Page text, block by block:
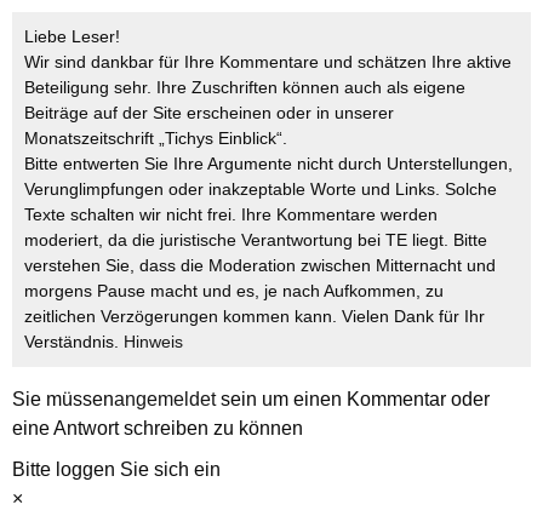
Liebe Leser!
Wir sind dankbar für Ihre Kommentare und schätzen Ihre aktive
Beteiligung sehr. Ihre Zuschriften können auch als eigene
Beiträge auf der Site erscheinen oder in unserer
Monatszeitschrift „Tichys Einblick“.
Bitte entwerten Sie Ihre Argumente nicht durch Unterstellungen,
Verunglimpfungen oder inakzeptable Worte und Links. Solche
Texte schalten wir nicht frei. Ihre Kommentare werden
moderiert, da die juristische Verantwortung bei TE liegt. Bitte
verstehen Sie, dass die Moderation zwischen Mitternacht und
morgens Pause macht und es, je nach Aufkommen, zu
zeitlichen Verzögerungen kommen kann. Vielen Dank für Ihr
Verständnis. Hinweis
Sie müssenangemeldetsein um einen Kommentar oder
eine Antwort schreiben zu können
Bitte loggen Sie sich ein
×